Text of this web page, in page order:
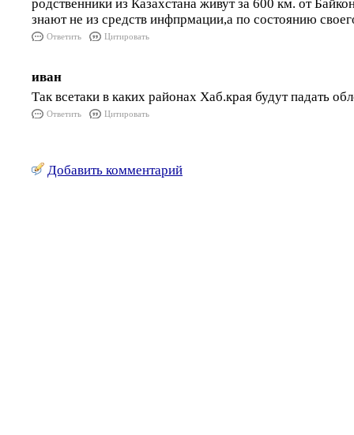
родственники из Казахстана живут за 600 км. от
знают не из средств инфпрмации,а по состоянию
Ответить Цитировать
иван
Так всетаки в каких районах Хаб.края будут падать
Ответить Цитировать
Добавить комментарий